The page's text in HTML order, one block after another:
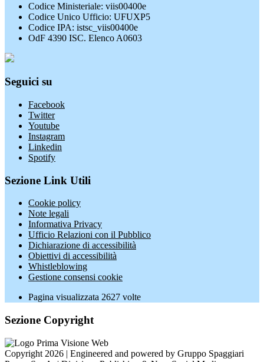
Codice Ministeriale: viis00400e
Codice Unico Ufficio: UFUXP5
Codice IPA: istsc_viis00400e
OdF 4390 ISC. Elenco A0603
Seguici su
Facebook
Twitter
Youtube
Instagram
Linkedin
Spotify
Sezione Link Utili
Cookie policy
Note legali
Informativa Privacy
Ufficio Relazioni con il Pubblico
Dichiarazione di accessibilità
Obiettivi di accessibilità
Whistleblowing
Gestione consensi cookie
Pagina visualizzata 2627 volte
Sezione Copyright
Copyright 2026 | Engineered and powered by Gruppo Spaggiari